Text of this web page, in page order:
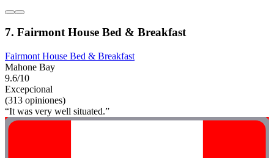
7. Fairmont House Bed & Breakfast
Fairmont House Bed & Breakfast
Mahone Bay
9.6/10
Excepcional
(313 opiniones)
“It was very well situated.”